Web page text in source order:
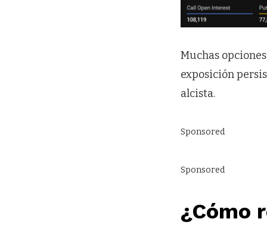
Muchas
exposición
alcista.
Sponsored
Sponsored
¿Cómo